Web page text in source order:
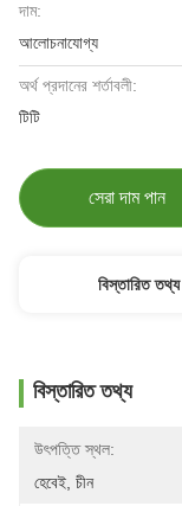
দাম:
আলোচনাযোগ্য
অর্থ প্রদানের শর্তাবলী:
টিটি
সেরা দাম পান
বিস্তারিত তথ্য
বিস্তারিত তথ্য
উৎপত্তি স্থল:
হেবেই, চীন